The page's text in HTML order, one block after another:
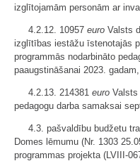
izglītojamām personām ar
4.2.12. 10957 euro Valsts
izglītības iestāžu īstenotajās
programmās nodarbināto
paaugstināšanai 2023. gadam,
4.2.13. 214381 euro
pedagogu darba samaksai
4.3. pašvaldību budžetu
Domes lēmumu (Nr. 1303
programmas projekta (LVIII-